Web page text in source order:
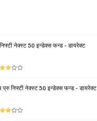
नेक्स्ट 50 इन्डेक्स फन्ड - डायरेक्ट
निफ्टी नेक्स्ट 50 इन्डेक्स फन्ड - डायरेक्ट